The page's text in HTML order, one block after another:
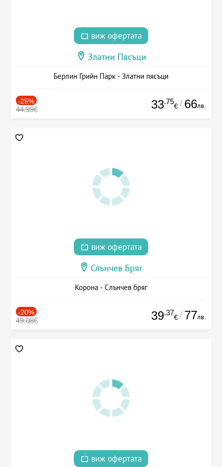
виж офертата
Златни Пясъци
Берлин Грийн Парк - Златни пясъци
-25%
44.99€ 33.75
€ / 66лв.
виж офертата
Слънчев Бряг
Корона - Слънчев бряг
-20%
49.08€ 39.37
€ / 77лв.
виж офертата